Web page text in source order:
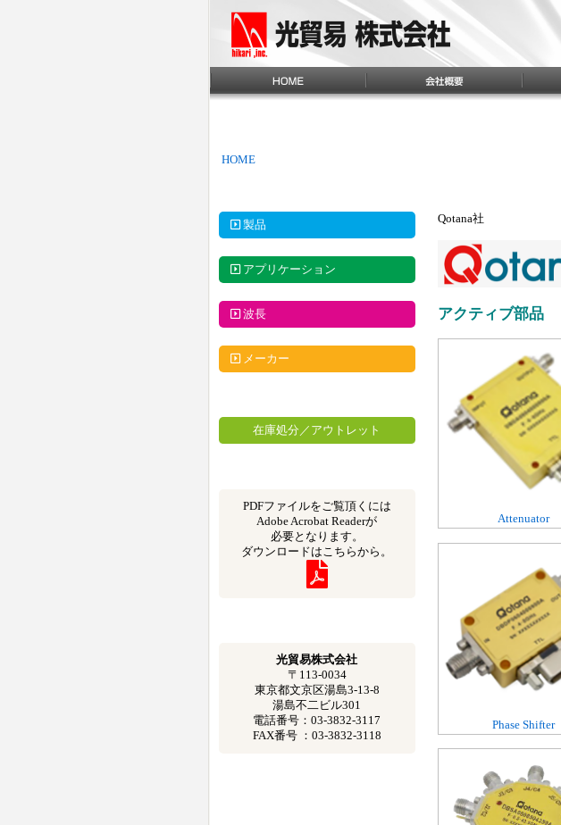
HOME
製品
アプリケーション
波長
メーカー
在庫処分／アウトレット
PDFファイルをご覧頂くには
Adobe Acrobat Readerが
必要となります。
ダウンロードはこちらから。
光貿易株式会社
〒113-0034
東京都文京区湯島3-13-8
湯島不二ビル301
電話番号：03-3832-3117
FAX番号 ：03-3832-3118
Qotana社
アクティブ部品
Attenuator
Phase Shifter